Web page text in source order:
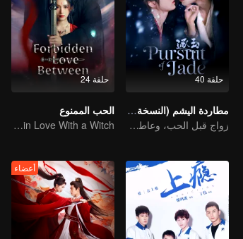
حلقة 40
مطاردة اليشم (النسخة الإنجليزية)
زواج قبل الحب، وعاطفة تتشكل في الحرب
حلقة 24
الحب الممنوع
An Immortal Falls in Love With a Witch
أعضاء